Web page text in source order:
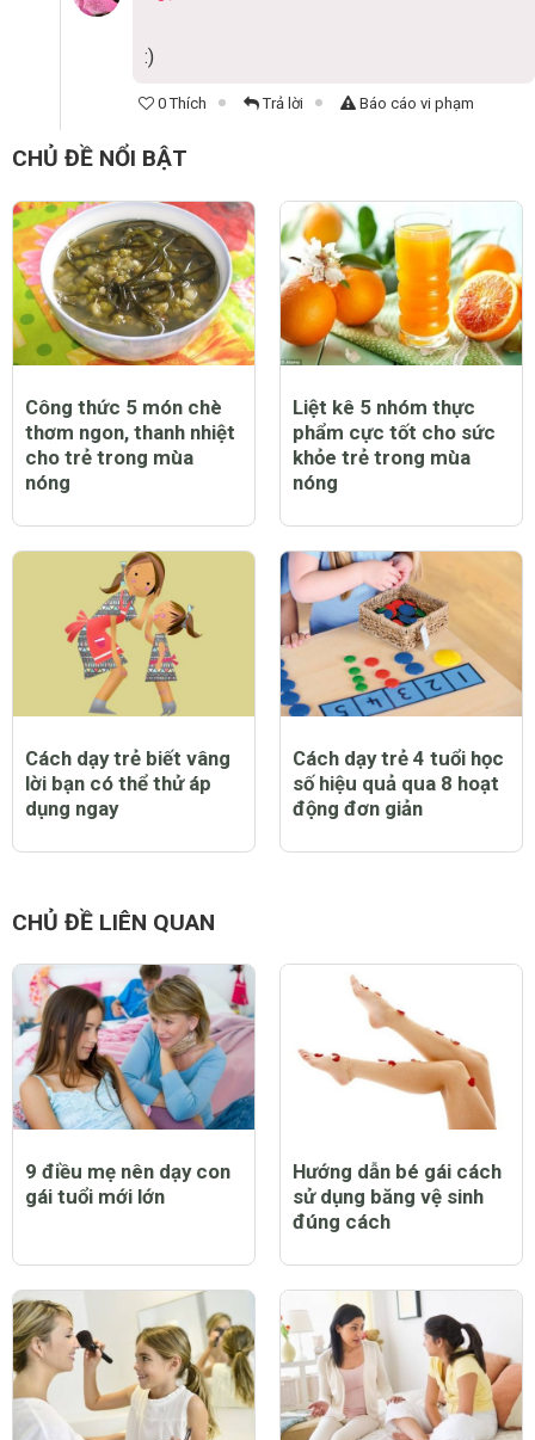
:)
0 Thích Trả lời Báo cáo vi phạm
CHỦ ĐỀ NỔI BẬT
Công thức 5 món chè
thơm ngon, thanh nhiệt
cho trẻ trong mùa
nóng
Liệt kê 5 nhóm thực
phẩm cực tốt cho sức
khỏe trẻ trong mùa
nóng
Cách dạy trẻ biết vâng
lời bạn có thể thử áp
dụng ngay
Cách dạy trẻ 4 tuổi học
số hiệu quả qua 8 hoạt
động đơn giản
CHỦ ĐỀ LIÊN QUAN
9 điều mẹ nên dạy con
gái tuổi mới lớn
Hướng dẫn bé gái cách
sử dụng băng vệ sinh
đúng cách